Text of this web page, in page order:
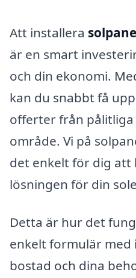
Att installera
är en smart
och din ekonomi.
kan du snabbt få
offerter från
område. Vi på
det enkelt för dig att
lösningen för din
Detta är hur det
enkelt formulär
bostad och dina